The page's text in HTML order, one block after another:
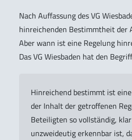
Nach Auffassung des VG
hinreichenden Bestimmtheitder
Aber wann ist eine Regelung
Das VG Wiesbaden hat den
Hinreichend bestimmt ist
der Inhalt der getroffenen
Beteiligten so vollständig,
unzweideutig erkennbar ist,